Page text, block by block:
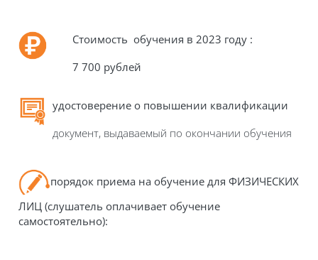
Стоимость обучения в 2023 году :
7 700 рублей
удостоверение о повышении квалификации
документ, выдаваемый по окончании обучения
порядок приема на обучение для ФИЗИЧЕСКИХ
ЛИЦ (слушатель оплачивает обучение
самостоятельно):